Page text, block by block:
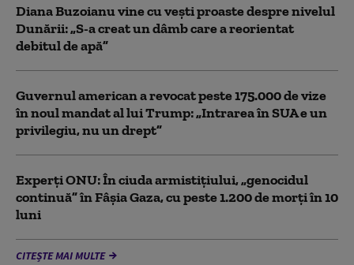
Diana Buzoianu vine cu vești proaste despre nivelul
Dunării: „S-a creat un dâmb care a reorientat
debitul de apă”
Guvernul american a revocat peste 175.000 de vize
în noul mandat al lui Trump: „Intrarea în SUA e un
privilegiu, nu un drept”
Experţi ONU: În ciuda armistiţiului, „genocidul
continuă” în Fâşia Gaza, cu peste 1.200 de morţi în 10
luni
CITEȘTE MAI MULTE